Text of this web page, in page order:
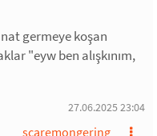
germeye koşan
"eyw ben alışkınım,
27.06.2025 23:04
scaremongering